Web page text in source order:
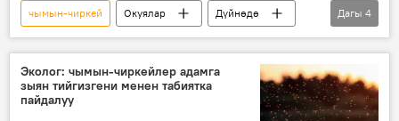
чымын-чиркей Окуялар
Дүйнөдө
Жаңылыктар
Индия
өлүм
чочко
Дагы 4
Эколог: чымын-чиркейлер адамга
зыян тийгизгени менен табиятка
пайдалуу